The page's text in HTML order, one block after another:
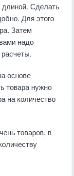
длиной. Сделать
Для этого
Затем
надо
основе
товара нужно
на количество
товаров, в